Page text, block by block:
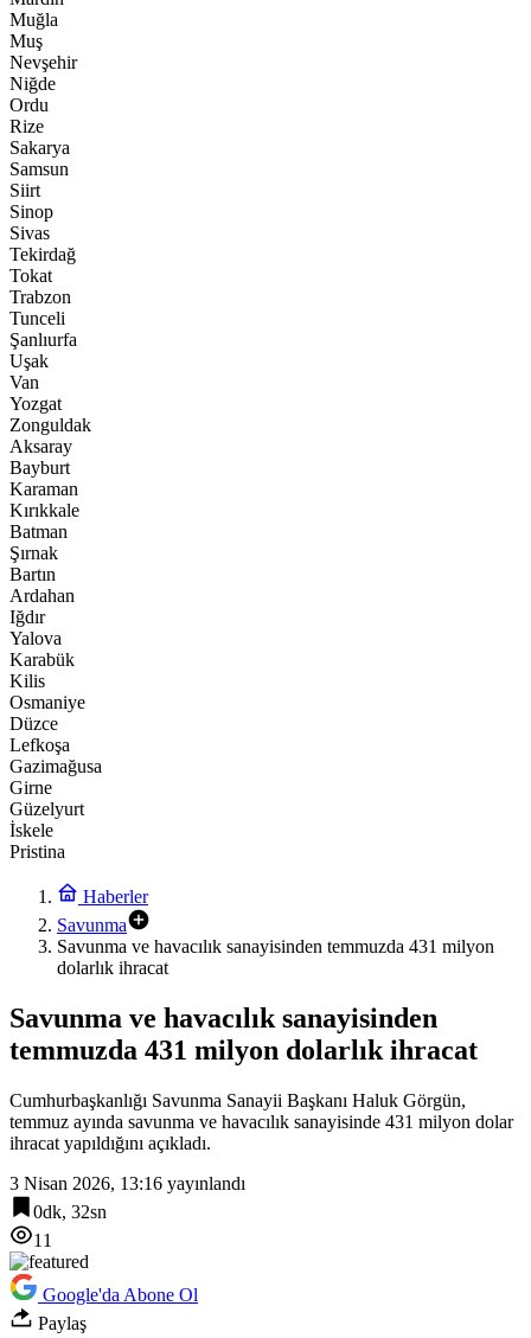
Muğla
Muş
Nevşehir
Niğde
Ordu
Rize
Sakarya
Samsun
Siirt
Sinop
Sivas
Tekirdağ
Tokat
Trabzon
Tunceli
Şanlıurfa
Uşak
Van
Yozgat
Zonguldak
Aksaray
Bayburt
Karaman
Kırıkkale
Batman
Şırnak
Bartın
Ardahan
Iğdır
Yalova
Karabük
Kilis
Osmaniye
Düzce
Lefkoşa
Gazimağusa
Girne
Güzelyurt
İskele
Pristina
Haberler
Savunma
Savunma ve havacılık sanayisinden temmuzda 431 milyon
dolarlık ihracat
Savunma ve havacılık sanayisinden
temmuzda 431 milyon dolarlık ihracat
Cumhurbaşkanlığı Savunma Sanayii Başkanı Haluk Görgün,
temmuz ayında savunma ve havacılık sanayisinde 431 milyon dolar
ihracat yapıldığını açıkladı.
3 Nisan 2026, 13:16 yayınlandı
0dk, 32sn
11
Google'da Abone Ol
Paylaş